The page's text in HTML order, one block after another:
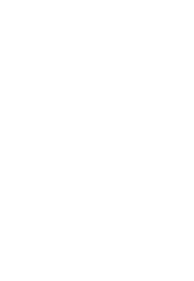
rimborso
il contratto e ottenere
In caso di
possono includere una
da eventuali
Tuttavia, se
di utilizzare il Servizio
annullarlo, deve farlo
seguendo le istruzioni da
diritto a nessun
commissioni